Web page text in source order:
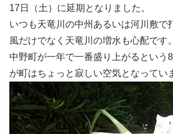
17日（土）に延期となりました。
いつも天竜川の中州あるいは河川敷で
風だけでなく天竜川の増水も心配です。
中野町が一年で一番盛り上がるという
が町はちょっと寂しい空気となってい